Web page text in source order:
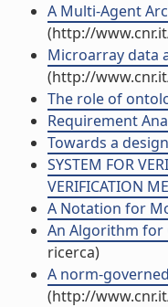
A Multi-Agent
(http://
Microarray data
(http://
The role of
Requirement
Towards a
SYSTEM FOR
VERIFICATION
A Notation for
An Algorithm for
ricerca)
A norm-
(http://